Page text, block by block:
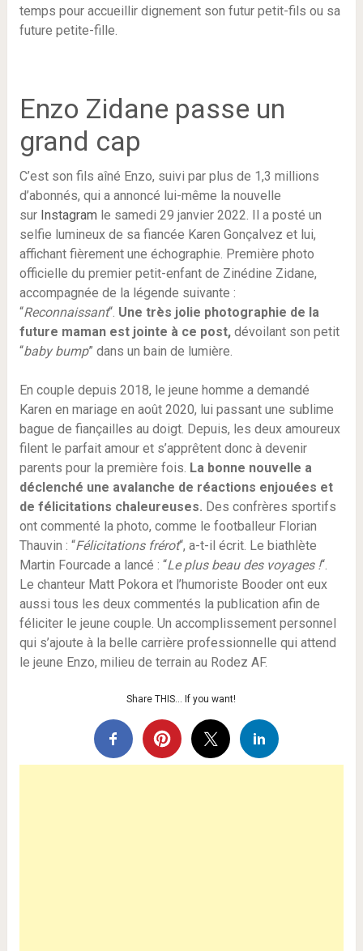
temps pour accueillir dignement son futur petit-fils ou sa
future petite-fille.
Enzo Zidane passe un
grand cap
C’est son fils aîné Enzo, suivi par plus de 1,3 millions
d’abonnés, qui a annoncé lui-même la nouvelle
sur Instagram le samedi 29 janvier 2022. Il a posté un
selfie lumineux de sa fiancée Karen Gonçalvez et lui,
affichant fièrement une échographie. Première photo
officielle du premier petit-enfant de Zinédine Zidane,
accompagnée de la légende suivante :
“Reconnaissant“. Une très jolie photographie de la
future maman est jointe à ce post,dévoilant son petit
“baby bump” dans un bain de lumière.
En couple depuis 2018, le jeune homme a demandé
Karen en mariage en août 2020, lui passant une sublime
bague de fiançailles au doigt. Depuis, les deux amoureux
filent le parfait amour et s’apprêtent donc à devenir
parents pour la première fois. La bonne nouvelle a
déclenché une avalanche de réactions enjouées et
de félicitations chaleureuses. Des confrères sportifs
ont commenté la photo, comme le footballeur Florian
Thauvin : “Félicitations frérot“, a-t-il écrit. Le biathlète
Martin Fourcade a lancé : “Le plus beau des voyages !“.
Le chanteur Matt Pokora et l’humoriste Booder ont eux
aussi tous les deux commentés la publication afin de
féliciter le jeune couple. Un accomplissement personnel
qui s’ajoute à la belle carrière professionnelle qui attend
le jeune Enzo, milieu de terrain au Rodez AF.
Share THIS… If you want!